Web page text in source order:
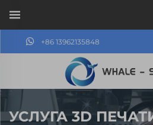
+86 13962135848
УСЛУГА 3D